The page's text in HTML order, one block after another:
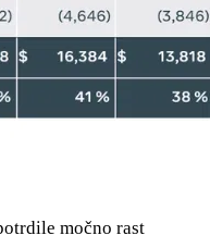
močno rast